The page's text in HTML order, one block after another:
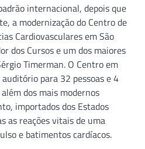
internacional, depois que
a modernização do Centro de
Cardiovasculares em São
dos Cursos e um dos maiores
Timerman. O Centro em
para 32 pessoas e 4
dos mais modernos
importados dos Estados
as reações vitais de uma
e batimentos cardíacos.